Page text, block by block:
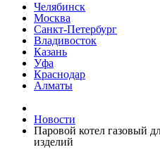
Челябинск
Москва
Санкт-Петербург
Владивосток
Казань
Уфа
Краснодар
Алматы
Новости
Паровой котел газовый
изделий